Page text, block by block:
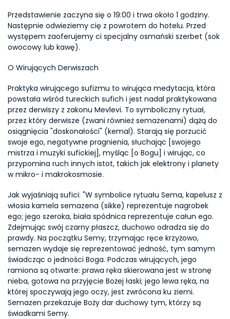
Przedstawienie zaczyna się o 19:00 i trwa około 1 godziny.
Następnie odwieziemy cię z powrotem do hotelu. Przed
występem zaoferujemy ci specjalny osmański szerbet (sok
owocowy lub kawę).
O Wirujących Derwiszach
Praktyka wirującego sufizmu to wirująca medytacja, która
powstała wśród tureckich sufich i jest nadal praktykowana
przez derwiszy z zakonu Mevlevi. To symboliczny rytuał,
przez który derwisze (zwani również semazenami) dążą do
osiągnięcia "doskonałości" (kemal). Starają się porzucić
swoje ego, negatywne pragnienia, słuchając [swojego
mistrza i muzyki sufickiej], myśląc [o Bogu] i wirując, co
przypomina ruch innych istot, takich jak elektrony i planety
w mikro- i makrokosmosie.
Jak wyjaśniają sufici: "W symbolice rytuału Sema, kapelusz z
włosia kamela semazena (sikke) reprezentuje nagrobek
ego; jego szeroka, biała spódnica reprezentuje całun ego.
Zdejmując swój czarny płaszcz, duchowo odradza się do
prawdy. Na początku Semy, trzymając ręce krzyżowo,
semazen wydaje się reprezentować jedność, tym samym
świadcząc o jedności Boga. Podczas wirujących, jego
ramiona są otwarte: prawa ręka skierowana jest w stronę
nieba, gotowa na przyjęcie Bożej łaski; jego lewa ręka, na
której spoczywają jego oczy, jest zwrócona ku ziemi.
Semazen przekazuje Boży dar duchowy tym, którzy są
świadkami Semy.